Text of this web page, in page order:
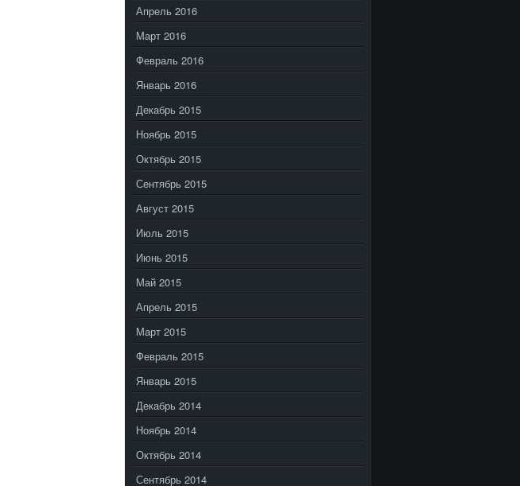
Апрель 2016
Март 2016
Февраль 2016
Январь 2016
Декабрь 2015
Ноябрь 2015
Октябрь 2015
Сентябрь 2015
Август 2015
Июль 2015
Июнь 2015
Май 2015
Апрель 2015
Март 2015
Февраль 2015
Январь 2015
Декабрь 2014
Ноябрь 2014
Октябрь 2014
Сентябрь 2014